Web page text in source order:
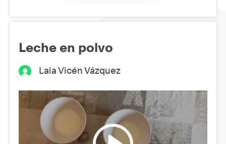
Leche en polvo
Laia Vicén Vázquez